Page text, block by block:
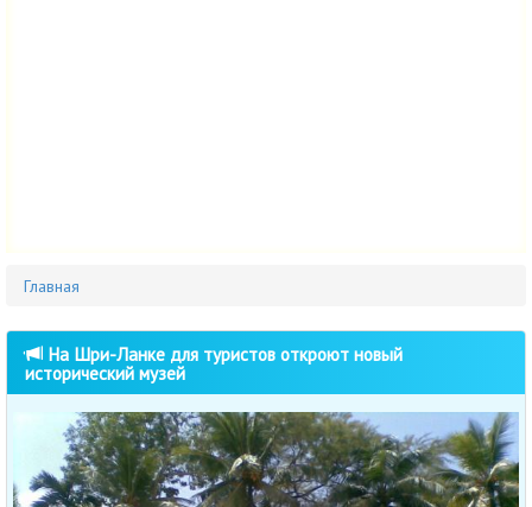
Главная
На Шри-Ланке для туристов откроют новый
исторический музей